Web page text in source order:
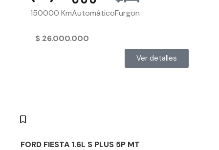
150000 KmAutomáticoFurgon
$ 26.000.000
Ver detalles
FORD FIESTA 1.6L S PLUS 5P MT